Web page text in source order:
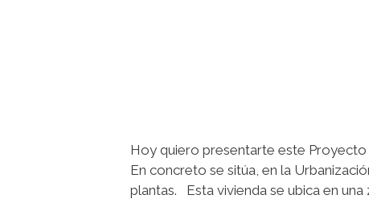
Hoy quiero presentarte este Proyecto
En concreto se sitúa, en la
plantas. Esta vivienda se ubica en